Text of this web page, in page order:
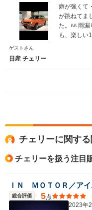
癖が強くて
が跳ねてま
た。ﾊﾊ 雨
も、楽しい
ゲストさん
日産 チェリー
チェリーに関す
チェリーを扱う注目
ＩＮ ＭＯＴＯＲ／ア
総合評価 5点
2023年